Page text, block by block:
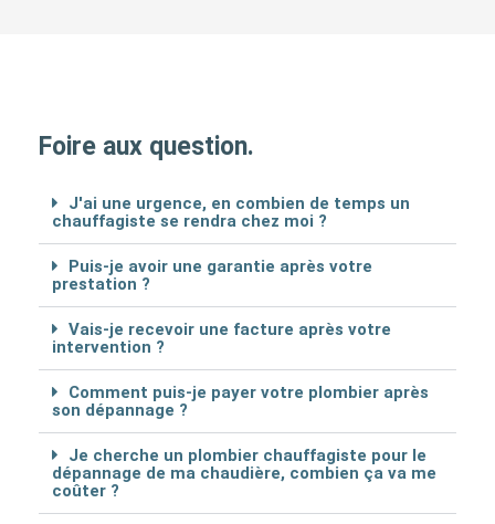
Foire aux question.
J'ai une urgence, en combien de temps un
chauffagiste se rendra chez moi ?
Puis-je avoir une garantie après votre
prestation ?
Vais-je recevoir une facture après votre
intervention ?
Comment puis-je payer votre plombier après
son dépannage ?
Je cherche un plombier chauffagiste pour le
dépannage de ma chaudière, combien ça va me
coûter ?